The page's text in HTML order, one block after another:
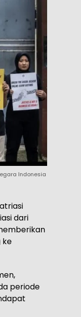
Indonesia
dari
ke
periode